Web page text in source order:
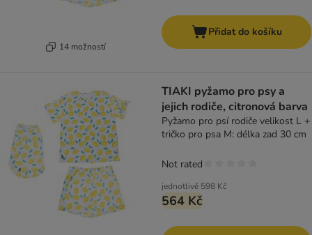
14 možností
Přidat do košíku
TIAKI pyžamo pro psy a
jejich rodiče, citronová barva
Pyžamo pro psí rodiče velikost L +
tričko pro psa M: délka zad 30 cm
jednotlivě 598 Kč
564 Kč
Not rated